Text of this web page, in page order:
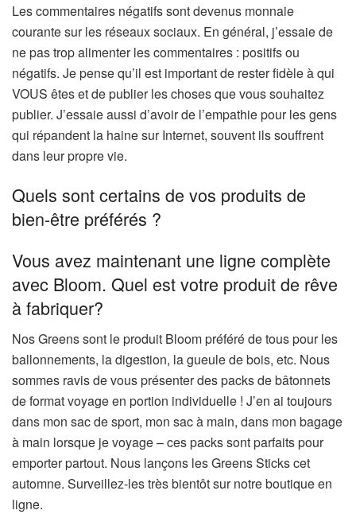
Les commentaires négatifs sont devenus monnaie
courante sur les réseaux sociaux. En général, j’essaie de
ne pas trop alimenter les commentaires : positifs ou
négatifs. Je pense qu’il est important de rester fidèle à qui
VOUS êtes et de publier les choses que vous souhaitez
publier. J’essaie aussi d’avoir de l’empathie pour les gens
qui répandent la haine sur Internet, souvent ils souffrent
dans leur propre vie.
Quels sont certains de vos produits de
bien-être préférés ?
Vous avez maintenant une ligne complète
avec Bloom. Quel est votre produit de rêve
à fabriquer?
Nos Greens sont le produit Bloom préféré de tous pour les
ballonnements, la digestion, la gueule de bois, etc. Nous
sommes ravis de vous présenter des packs de bâtonnets
de format voyage en portion individuelle ! J’en ai toujours
dans mon sac de sport, mon sac à main, dans mon bagage
à main lorsque je voyage – ces packs sont parfaits pour
emporter partout. Nous lançons les Greens Sticks cet
automne. Surveillez-les très bientôt sur notre boutique en
ligne.